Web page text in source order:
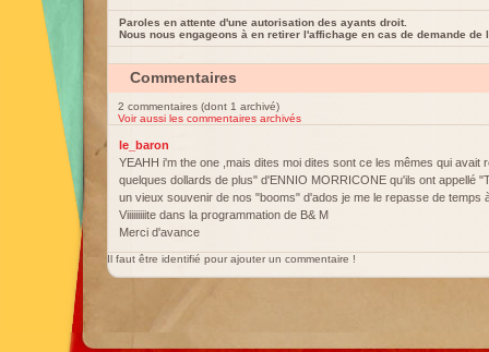
Paroles en attente d'une autorisation des ayants droit.
Nous nous engageons à en retirer l'affichage en cas de demande de
Commentaires
2 commentaires (dont 1 archivé)
Voir aussi les commentaires archivés
le_baron
YEAHH i'm the one ,mais dites moi dites sont ce les mêmes qui avait
quelques dollards de plus" d'ENNIO MORRICONE qu'ils ont appellé
un vieux souvenir de nos "booms" d'ados je me le repasse de temps
Viiiiiiiiite dans la programmation de B& M
Merci d'avance
Il faut être identifié pour ajouter un commentaire !